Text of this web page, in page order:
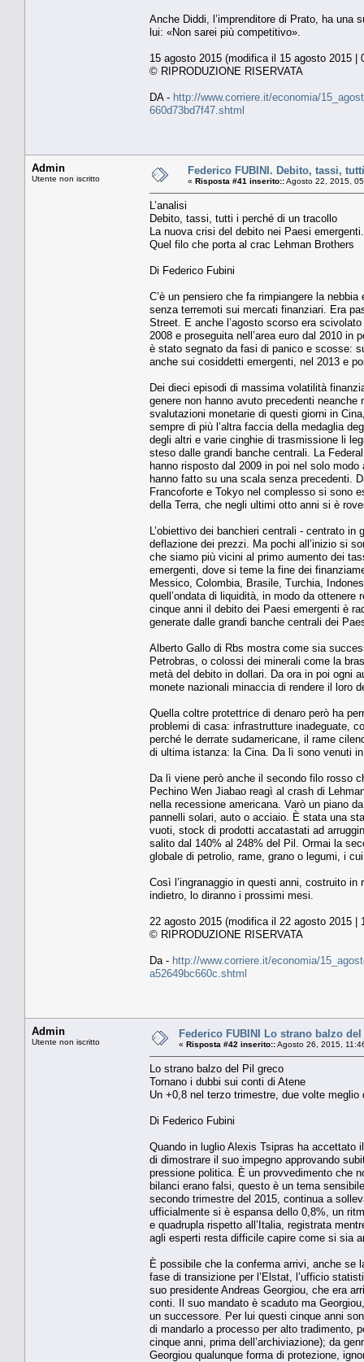
Anche Diddi, l’imprenditore di Prato, ha una
lui: «Non sarei più competitivo».
15 agosto 2015 (modifica il 15 agosto 2015 |
© RIPRODUZIONE RISERVATA
DA - http://www.corriere.it/economia/
660d73bd7f47.shtml
Admin
Utente non iscritto
Federico FUBINI. Debito, tassi,
« Risposta #41 inserito::Agosto 22, 2015,
L’analisi
Debito, tassi, tutti i perché di un tracollo
La nuova crisi del debito nei Paesi emergenti.
Quel filo che porta al crac Lehman Brothers
Di Federico Fubini
C’è un pensiero che fa rimpiangere la
senza terremoti sui mercati finanziari. Era
Street. E anche l’agosto scorso era
2008 e proseguita nell’area euro dal 2010
è stato segnato da fasi di panico e scosse:
anche sui cosiddetti emergenti, nel 2013 e
Dei dieci episodi di massima volatilità
genere non hanno avuto precedenti
svalutazioni monetarie di questi giorni in
sempre di più l’altra faccia della medaglia
degli altri e varie cinghie di trasmissione li
steso dalle grandi banche centrali. La
hanno risposto dal 2009 in poi nel solo
hanno fatto su una scala senza precedenti.
Francoforte e Tokyo nel complesso si sono
della Terra, che negli ultimi otto anni si è
L’obiettivo dei banchieri centrali - centrato
deflazione dei prezzi. Ma pochi all’inizio si
che siamo più vicini al primo aumento dei
emergenti, dove si teme la fine dei
Messico, Colombia, Brasile, Turchia,
quell’ondata di liquidità, in modo da
cinque anni il debito dei Paesi emergenti è
generate dalle grandi banche centrali dei
Alberto Gallo di Rbs mostra come sia
Petrobras, o colossi dei minerali come la
metà del debito in dollari. Da ora in poi ogni
monete nazionali minaccia di rendere il loro
Quella coltre protettrice di denaro però ha
problemi di casa: infrastrutture inadeguate,
perché le derrate sudamericane, il rame
di ultima istanza: la Cina. Da lì sono venuti
Da lì viene però anche il secondo filo rosso
Pechino Wen Jiabao reagì al crash di
nella recessione americana. Varò un piano
pannelli solari, auto o acciaio. È stata una
vuoti, stock di prodotti accatastati ad
salito dal 140% al 248% del Pil. Ormai la
globale di petrolio, rame, grano o legumi, i
Così l’ingranaggio in questi anni, costruito
indietro, lo diranno i prossimi mesi.
22 agosto 2015 (modifica il 22 agosto 2015 |
© RIPRODUZIONE RISERVATA
Da - http://www.corriere.it/economia/
a52649bc660c.shtml
Admin
Utente non iscritto
Federico FUBINI Lo strano balzo
« Risposta #42 inserito::Agosto 26, 2015,
Lo strano balzo del Pil greco
Tornano i dubbi sui conti di Atene
Un +0,8 nel terzo trimestre, due volte meglio
Di Federico Fubini
Quando in luglio Alexis Tsipras ha accettato
di dimostrare il suo impegno approvando
pressione politica. È un provvedimento che
bilanci erano falsi, questo è un tema
secondo trimestre del 2015, continua a
ufficialmente si è espansa dello 0,8%, un
e quadrupla rispetto all’Italia, registrata
agli esperti resta difficile capire come si sia
È possibile che la conferma arrivi, anche se
fase di transizione per l’Elstat, l’ufficio
suo presidente Andreas Georgiou, che era
conti. Il suo mandato è scaduto ma
un successore. Per lui questi cinque anni
di mandarlo a processo per alto tradimento,
cinque anni, prima dell’archiviazione); da
Georgiou qualunque forma di protezione,